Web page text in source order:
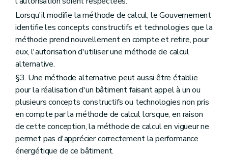
Lorsqu'il modifie la méthode de calcul, le Gouvernement
identifie les concepts constructifs et technologies que la
méthode prend nouvellement en compte et retire, pour
eux, l'autorisation d'utiliser une méthode de calcul
alternative.
§3. Une méthode alternative peut aussi être établie
pour la réalisation d'un bâtiment faisant appel à un ou
plusieurs concepts constructifs ou technologies non pris
en compte par la méthode de calcul lorsque, en raison
de cette conception, la méthode de calcul en vigueur ne
permet pas d'apprécier correctement la performance
énergétique de ce bâtiment.